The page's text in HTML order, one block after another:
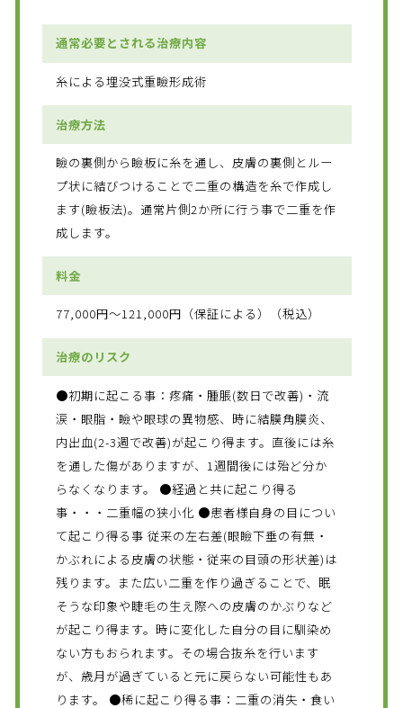
通常必要とされる治療内容
糸による埋没式重瞼形成術
治療方法
瞼の裏側から瞼板に糸を通し、皮膚の裏側とルー
プ状に結びつけることで二重の構造を糸で作成し
ます(瞼板法)。通常片側2か所に行う事で二重を作
成します。
料金
77,000円～121,000円（保証による）（税込）
治療のリスク
●初期に起こる事：疼痛・腫脹(数日で改善)・流
涙・眼脂・瞼や眼球の異物感、時に結膜角膜炎、
内出血(2-3週で改善)が起こり得ます。直後には糸
を通した傷がありますが、1週間後には殆ど分か
らなくなります。 ●経過と共に起こり得る
事・・・二重幅の狭小化 ●患者様自身の目につい
て起こり得る事 従来の左右差(眼瞼下垂の有無・
かぶれによる皮膚の状態・従来の目頭の形状差)は
残ります。また広い二重を作り過ぎることで、眠
そうな印象や睫毛の生え際への皮膚のかぶりなど
が起こり得ます。時に変化した自分の目に馴染め
ない方もおられます。その場合抜糸を行います
が、歳月が過ぎていると元に戻らない可能性もあ
ります。 ●稀に起こり得る事：二重の消失・食い